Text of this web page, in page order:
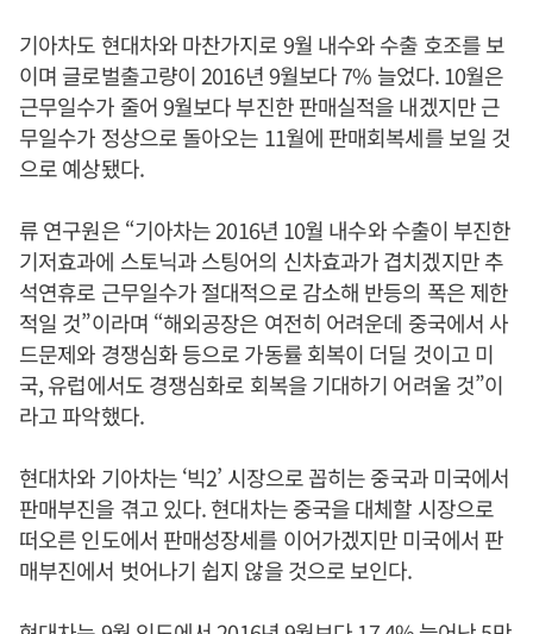
기아차도 현대차와 마찬가지로 9월 내수와 수출 호조를 보
이며 글로벌출고량이 2016년 9월보다 7% 늘었다. 10월은
근무일수가 줄어 9월보다 부진한 판매실적을 내겠지만 근
무일수가 정상으로 돌아오는 11월에 판매회복세를 보일 것
으로 예상됐다.
류 연구원은 “기아차는 2016년 10월 내수와 수출이 부진한
기저효과에 스토닉과 스팅어의 신차효과가 겹치겠지만 추
석연휴로 근무일수가 절대적으로 감소해 반등의 폭은 제한
적일 것”이라며 “해외공장은 여전히 어려운데 중국에서 사
드문제와 경쟁심화 등으로 가동률 회복이 더딜 것이고 미
국, 유럽에서도 경쟁심화로 회복을 기대하기 어려울 것”이
라고 파악했다.
현대차와 기아차는 ‘빅2’ 시장으로 꼽히는 중국과 미국에서
판매부진을 겪고 있다. 현대차는 중국을 대체할 시장으로
떠오른 인도에서 판매성장세를 이어가겠지만 미국에서 판
매부진에서 벗어나기 쉽지 않을 것으로 보인다.